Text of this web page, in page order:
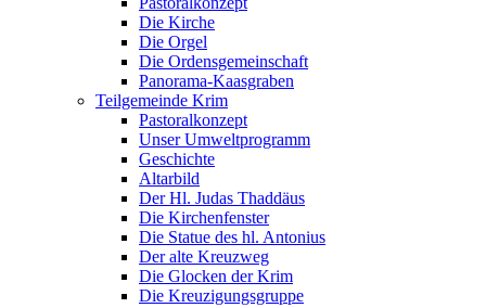
Die Kirche
Die Orgel
Die Ordensgemeinschaft
Panorama-Kaasgraben
Teilgemeinde Krim
Pastoralkonzept
Unser Umweltprogramm
Geschichte
Altarbild
Der Hl. Judas Thaddäus
Die Kirchenfenster
Die Statue des hl. Antonius
Der alte Kreuzweg
Die Glocken der Krim
Die Kreuzigungsgruppe